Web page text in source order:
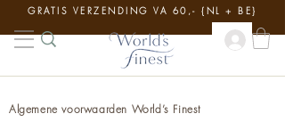
GRATIS VERZENDING VA 60,- {NL + BE}
Algemene voorwaarden World’s Finest